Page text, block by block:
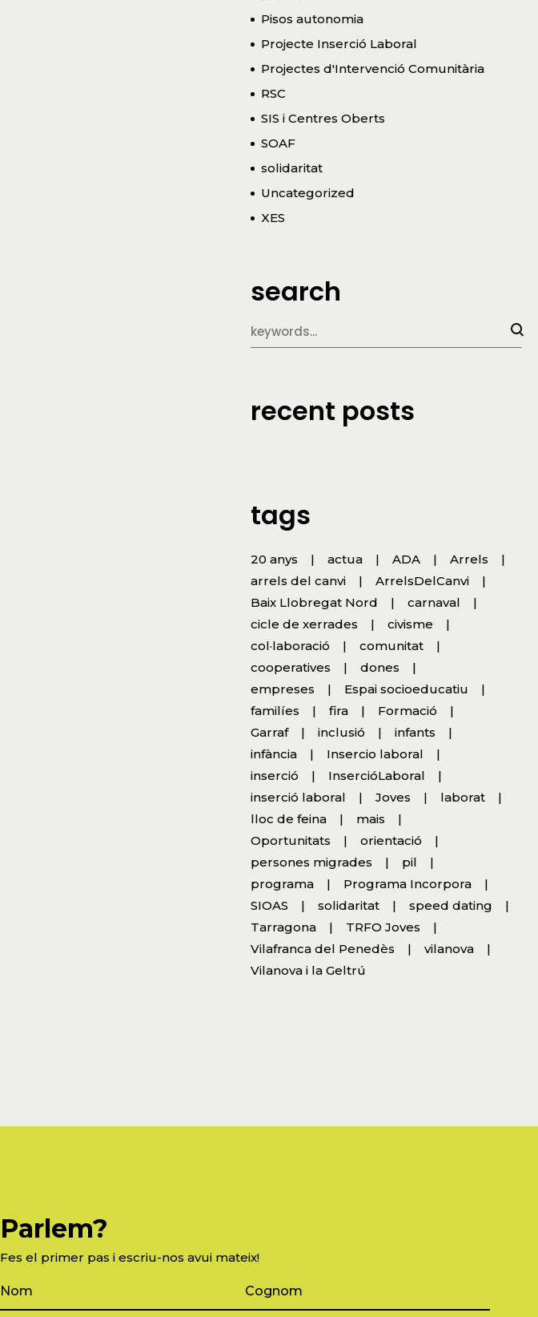
Pisos autonomia
Projecte Inserció Laboral
Projectes d'Intervenció Comunitària
RSC
SIS i Centres Oberts
SOAF
solidaritat
Uncategorized
XES
search
recent posts
tags
20 anys actua ADA
Arrels
arrels del canvi
ArrelsDelCanvi
Baix Llobregat Nord
carnaval
cicle de xerrades
civisme
col·laboració
comunitat
cooperatives
dones
empreses
Espai socioeducatiu
familíes
fira
Formació
Garraf
inclusió
infants
infància
Insercio laboral
inserció
InsercióLaboral
inserció laboral
Joves
laborat
lloc de feina
mais
Oportunitats
orientació
persones migrades
pil
programa
Programa Incorpora
SIOAS
solidaritat
speed dating
Tarragona
TRFO Joves
Vilafranca del Penedès
vilanova
Vilanova i la Geltrú
Parlem?
Fes el primer pas i escriu-nos avui mateix!